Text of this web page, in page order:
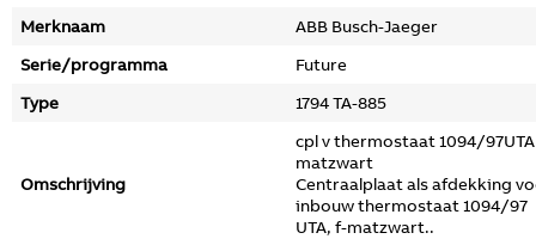
Merknaam
ABB Busch-Jaeger
Serie/programma
Future
Type
1794 TA-885
Omschrijving
cpl v thermostaat 1094/
matzwart
Centraalplaat als afdekking
inbouw thermostaat 1094/97
UTA, f-matzwart..